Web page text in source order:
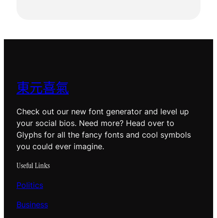
東元喜氣
Check out our new font generator and level up
your social bios. Need more? Head over to
Glyphs for all the fancy fonts and cool symbols
you could ever imagine.
Useful Links
Politics
Business